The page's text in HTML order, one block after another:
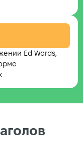
Ed Words,